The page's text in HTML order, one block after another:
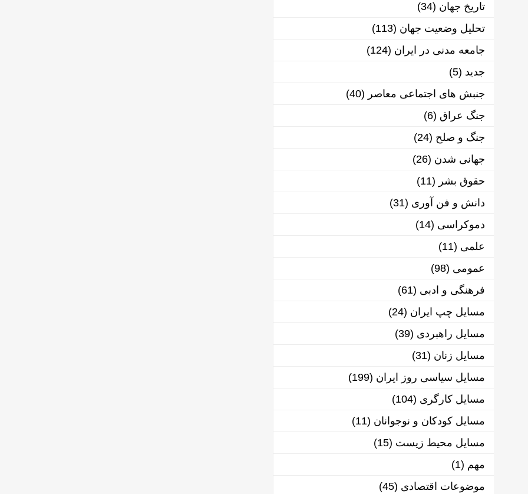
تاریخ جهان (34)
تحلیل وضعیت جهان (113)
جامعه مدنی در ایران (124)
جدید (5)
جنبش های اجتماعی معاصر (40)
جنگ عراق (6)
جنگ و صلح (24)
جهانی شدن (26)
حقوق بشر (11)
دانش و فن آوری (31)
دموکراسی (14)
علمی (11)
عمومی (98)
فرهنگی و ادبی (61)
مسایل چپ ایران (24)
مسایل راهبردی (39)
مسایل زنان (31)
مسایل سیاسی روز ایران (199)
مسایل کارگری (104)
مسایل کودکان و نوجوانان (11)
مسایل محیط زیست (15)
مهم (1)
موضوعات اقتصادی (45)